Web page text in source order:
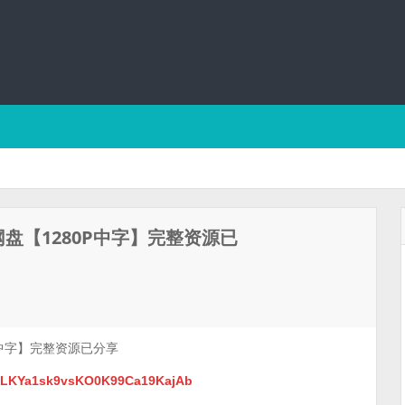
【1280P中字】完整资源已
】完整资源已分享